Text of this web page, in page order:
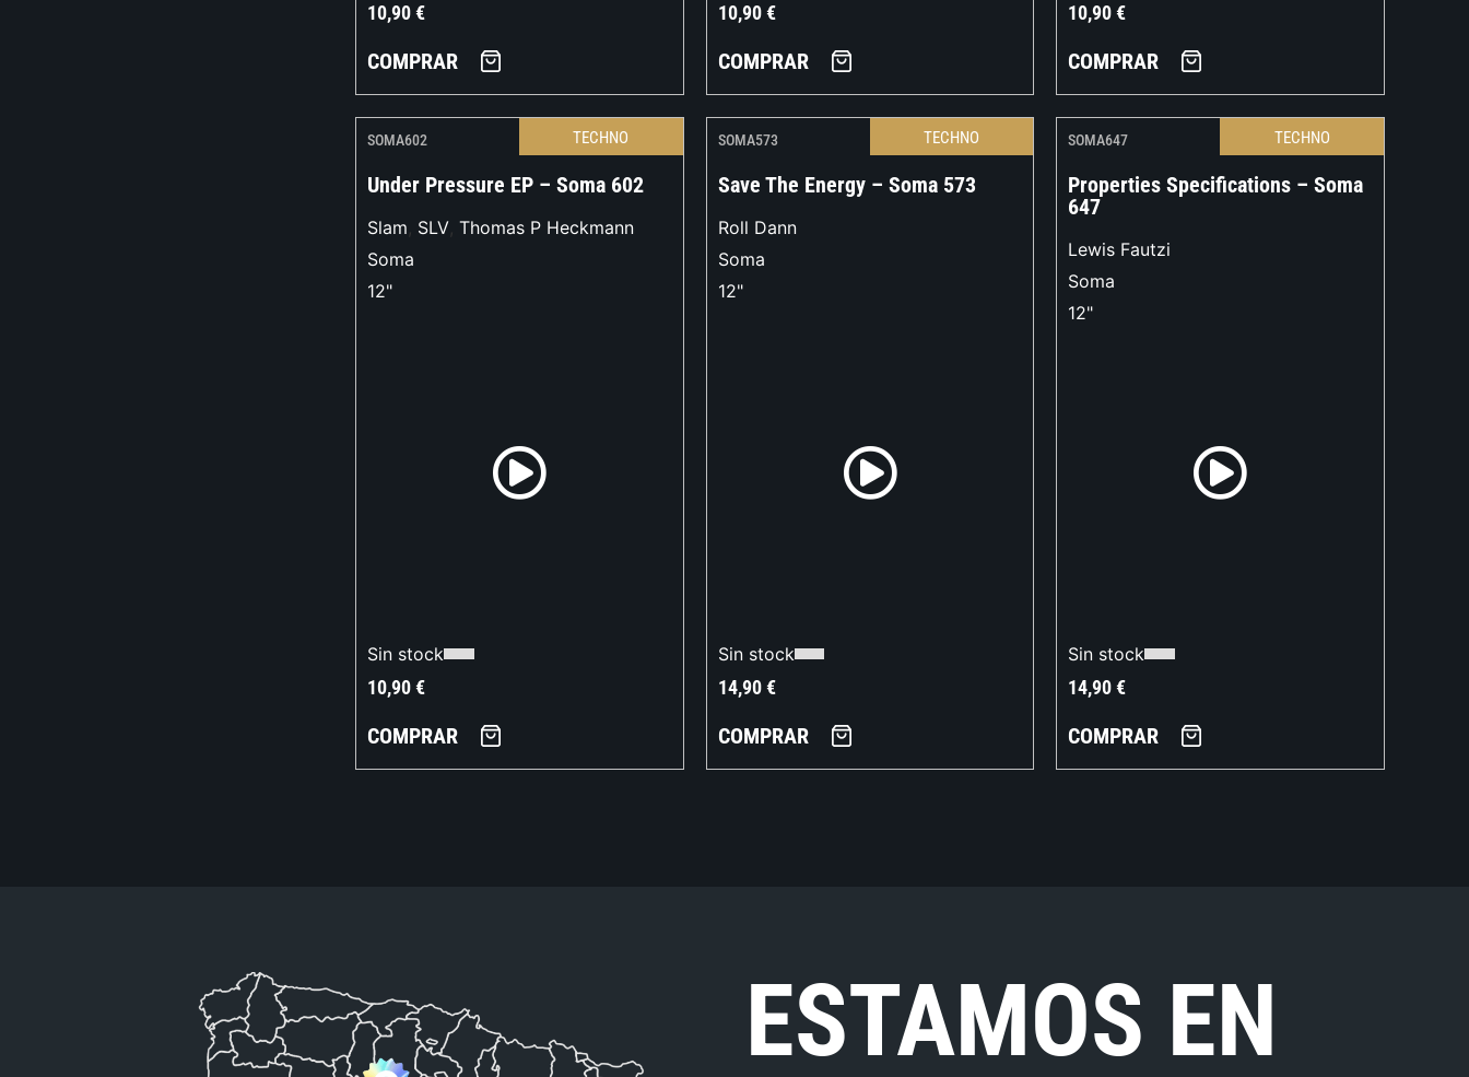
10,90€
COMPRAR
10,90€
COMPRAR
10,90€
COMPRAR
SOMA602 TECHNO
Under Pressure EP – Soma 602
Slam, SLV, Thomas P Heckmann
Soma
12"
Sin stock
10,90€
COMPRAR
SOMA573 TECHNO
Save The Energy – Soma 573
Roll Dann
Soma
12"
Sin stock
14,90€
COMPRAR
SOMA647 TECHNO
Properties Specifications – Soma
647
Lewis Fautzi
Soma
12"
Sin stock
14,90€
COMPRAR
ESTAMOS EN